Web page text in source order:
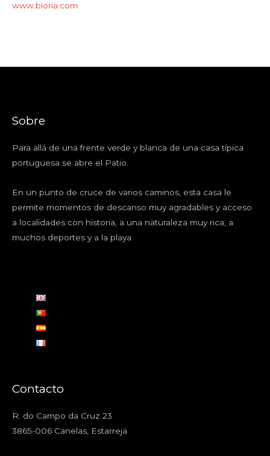
www.bioria.com
Sobre
Para allá de una frente verde y blanca de una casa típica
portuguesa se abre el Patio.
En un punto de cruce de varios caminos, esta casa le
permite momentos de descanso muy agradables y acceso
a localidades con historia, a una naturaleza muy rica, a
muchos deportes y a la playa.
Contacto
R. do Campo da Cruz 23
3865-006 Canelas, Estarreja